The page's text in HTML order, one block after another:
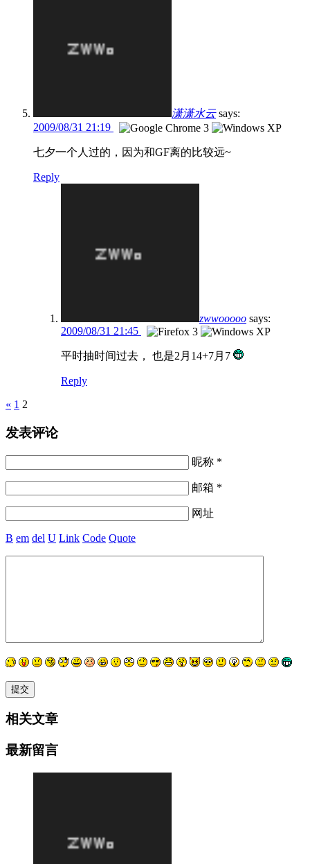
潇潇水云 says:
2009/08/31 21:19
七夕一个人过的，因为和GF离的比较远~
Reply
zwwooooo says:
2009/08/31 21:45
平时抽时间过去， 也是2月14+7月7
Reply
Pages
« 1 2
发表评论
昵称 *
邮箱 *
网址
B em del U Link Code Quote
相关文章
最新留言